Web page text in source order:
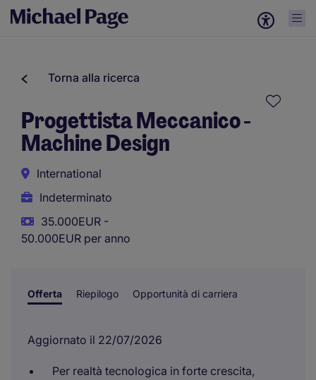
Torna alla ricerca
Progettista Meccanico -
Machine Design
International
Indeterminato
35.000EUR -
50.000EUR per anno
Offerta Riepilogo Opportunità di carriera
Aggiornato il 22/07/2026
Per realtà tecnologica in forte crescita,